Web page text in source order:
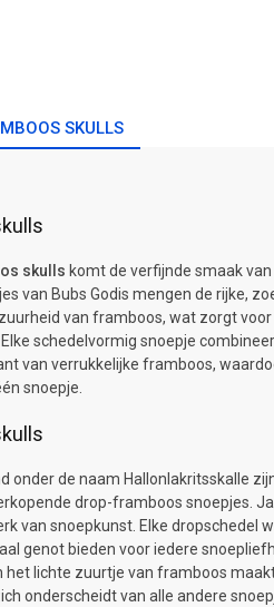
SKULLS
skulls komt de verfijnde smaak
van Bubs Godis mengen de rijke,
van framboos, wat zorgt
schedelvormig snoepje
van verrukkelijke framboos,
snoepje.
onder de naam Hallonlakritsskalle
drop-framboos snoepjes.
van snoepkunst. Elke dropschedel
genot bieden voor iedere
het lichte zuurtje van framboos
onderscheidt van alle andere